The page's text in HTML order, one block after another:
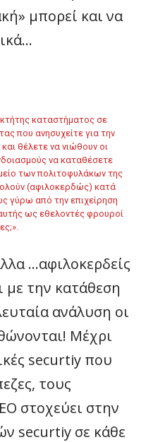
μπορεί και να
καταστήματος σε
που ανησυχείτε για την
θέλετε να νιώθουν οι
να καταθέσετε
των πολιτοφυλάκων της
(αφιλοκερδώς) κατά
γύρω από την επιχείρηση
ως εθελοντές φρουροί
…αφιλοκερδείς
με την κατάθεση
ανάλυση οι
Μέχρι
securtiy που
τους
στοχεύει στην
securtiy σε κάθε